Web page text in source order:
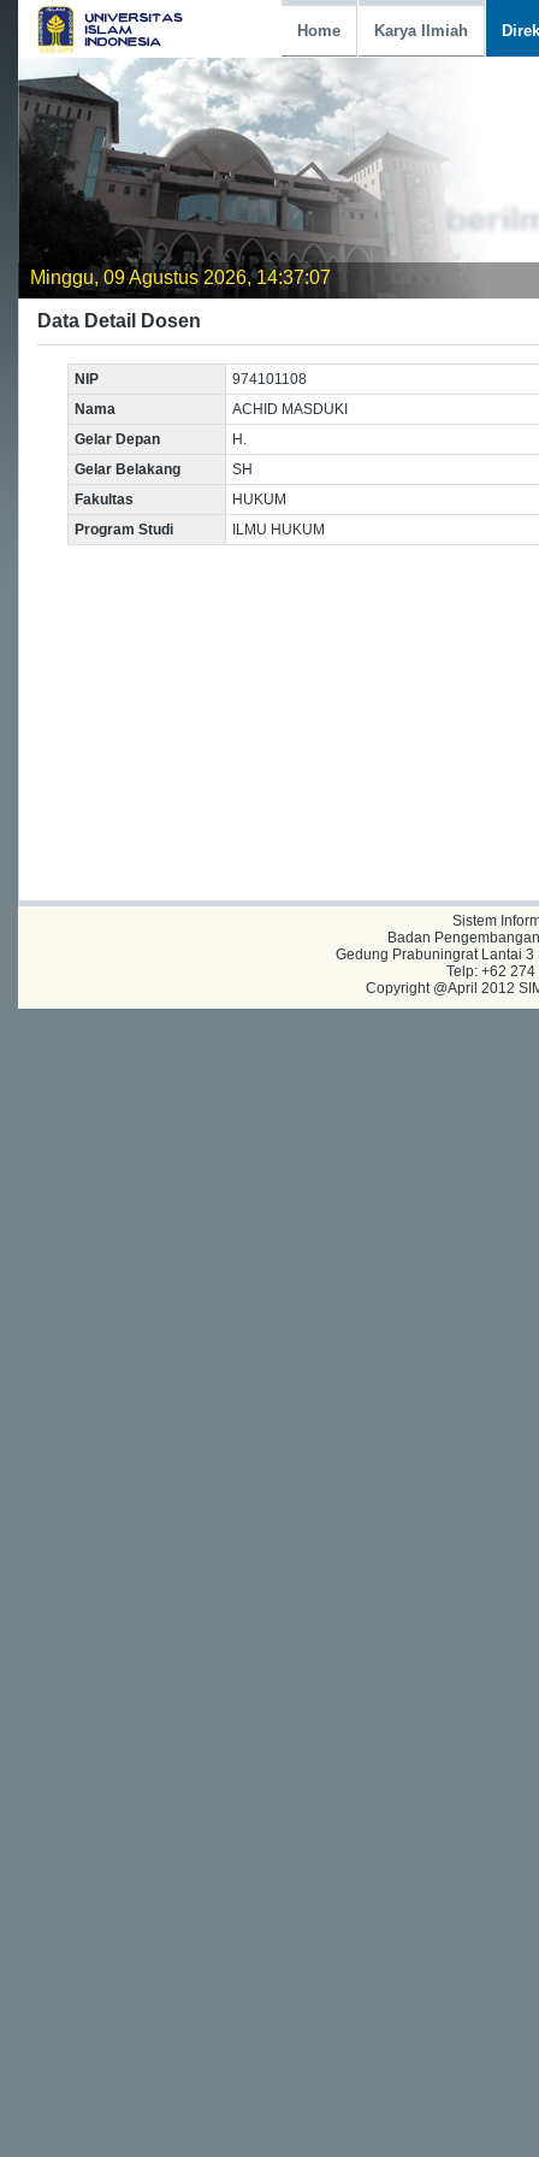
Home Karya Ilmiah
Minggu, 09 Agustus 2026, 14:37:07
Data Detail Dosen
NIP
974101108
Nama
ACHID MASDUKI
Gelar Depan
H.
Gelar Belakang
SH
Fakultas
HUKUM
Program Studi
ILMU HUKUM
Sistem
Badan
Gedung Prabuningrat Lantai
Telp: +62
Copyright @April 2012